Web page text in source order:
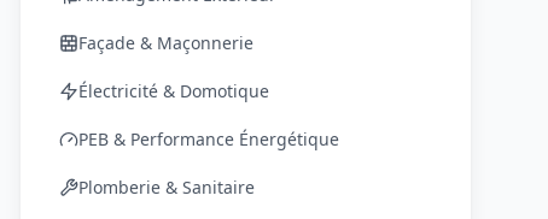
Façade & Maçonnerie
Électricité & Domotique
PEB & Performance Énergétique
Plomberie & Sanitaire